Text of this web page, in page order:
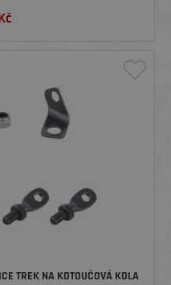
TREK NA KOTOUČOVÁ KOLA